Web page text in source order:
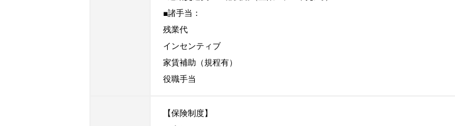
■諸手当：
残業代
インセンティブ
家賃補助（規程有）
役職手当
【保険制度】